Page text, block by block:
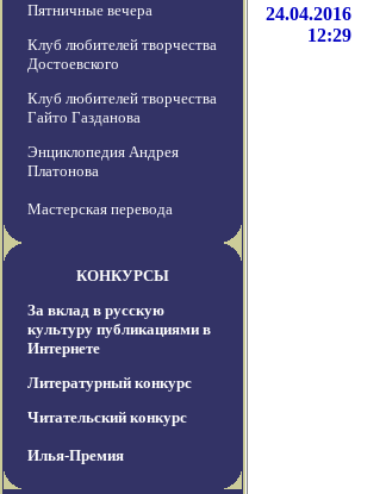
Пятничные вечера
Клуб любителей творчества
Достоевского
Клуб любителей творчества
Гайто Газданова
Энциклопедия Андрея
Платонова
Мастерская перевода
КОНКУРСЫ
За вклад в русскую
культуру публикациями в
Интернете
Литературный конкурс
Читательский конкурс
Илья-Премия
24.04.2016
12:29